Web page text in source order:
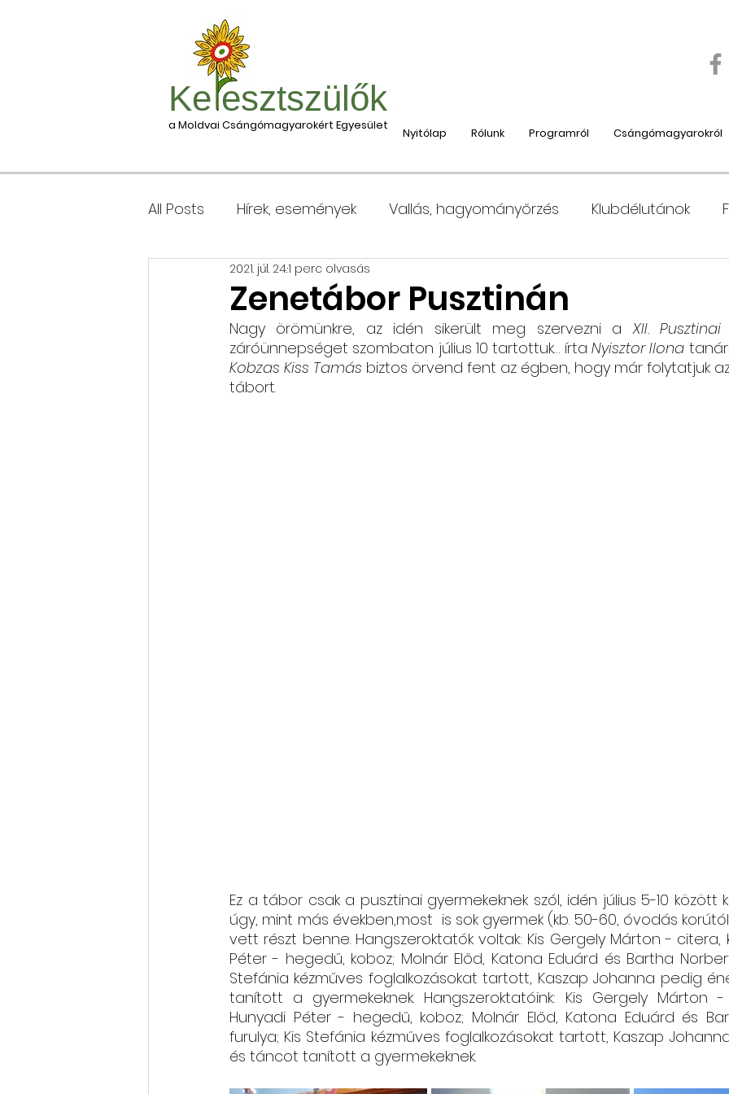
Nyitólap Rólunk Programról Csángómagyarokról
Ke esztszülők
a Moldvai Csángómagyarokért Egyesület
All Posts Hírek, események Vallás, hagyományőrzés Klubdélutánok
Csomagleadás, érkezése Moldvába
Keresztgyerekek levélcíme Nyaralás, táboroztatás Szociális és
Zenetábor Pusztinán
2021. júl. 24.1 perc olvasás
Nagy örömünkre, az idén sikerült meg szervezni a XII.
záróünnepséget szombaton július 10 tartottuk… írta Nyisztor Ilona
Kobzas Kiss Tamás biztos örvend fent az égben, hogy már folytatjuk
tábort.
Ez a tábor csak a pusztinai gyermekeknek szól, idén július 5-10 között
úgy, mint más években,most  is sok gyermek (kb. 50-60, óvodás
vett részt benne. Hangszeroktatók voltak: Kis Gergely Márton - citera,
Péter - hegedű, koboz; Molnár Előd, Katona Eduárd és Bartha
Stefánia kézműves foglalkozásokat tartott, Kaszap Johanna pedig
tanított a gyermekeknek. Hangszeroktatóink: Kis Gergely Márton
Hunyadi Péter - hegedű, koboz; Molnár Előd, Katona Eduárd és
furulya; Kis Stefánia kézműves foglalkozásokat tartott, Kaszap
és táncot tanított a gyermekeknek.